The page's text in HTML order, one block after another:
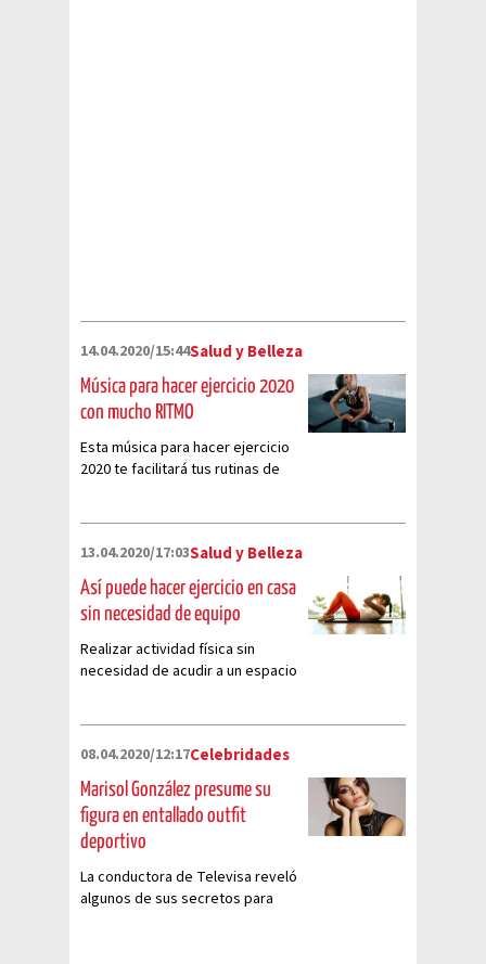
14.04.2020/15:44Salud y Belleza
Música para hacer ejercicio 2020
con mucho RITMO
Esta música para hacer ejercicio
2020 te facilitará tus rutinas de
13.04.2020/17:03Salud y Belleza
Así puede hacer ejercicio en casa
sin necesidad de equipo
Realizar actividad física sin
necesidad de acudir a un espacio
08.04.2020/12:17Celebridades
Marisol González presume su
figura en entallado outfit
deportivo
La conductora de Televisa reveló
algunos de sus secretos para